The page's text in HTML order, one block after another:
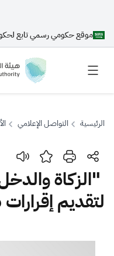
موقع حكومي رسمي تابع
بحث
بحث بحث AI
اقتراحات
الرئيسية التواصل الإعلامي
"الزكاة
لتقديم